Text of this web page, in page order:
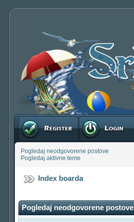
Registruj se Prijavite se
Pogledaj neodgovorene postove
Pogledaj aktivne teme
Index boarda
Pogledaj neodgovorene postove